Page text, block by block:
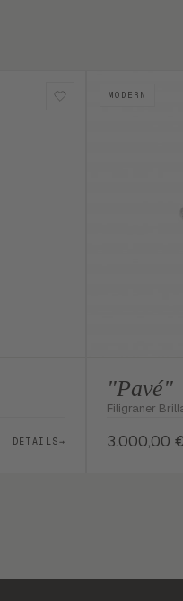
DETAILS→
MODERN
"Pavé"
Filigraner
3.000,00